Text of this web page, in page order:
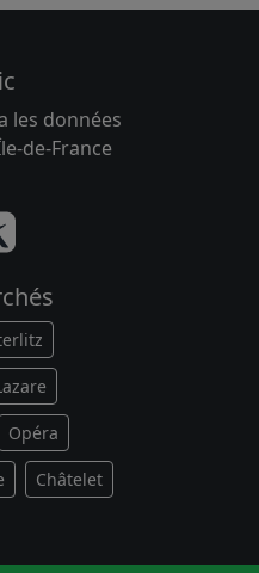
les données
de-France
Opéra
Châtelet